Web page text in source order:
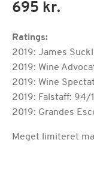
695 kr.
Ratings:
2019: James
2019: Wine
2019: Wine
2019: Falstaff: 94/
2019: Grandes
Meget limiteret